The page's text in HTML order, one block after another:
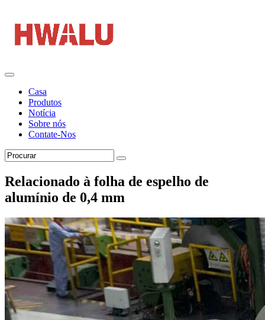
Casa
Produtos
Notícia
Sobre nós
Contate-Nos
Relacionado à folha de espelho de
alumínio de 0,4 mm